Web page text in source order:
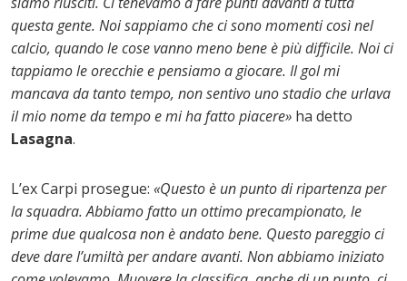
questa gente. Noi sappiamo che ci sono momenti così nel
calcio, quando le cose vanno meno bene è più difficile. Noi ci
tappiamo le orecchie e pensiamo a giocare. Il gol mi
mancava da tanto tempo, non sentivo uno stadio che urlava
il mio nome da tempo e mi ha fatto piacere» ha detto
Lasagna.
L’ex Carpi prosegue: «Questo è un punto di ripartenza per
la squadra. Abbiamo fatto un ottimo precampionato, le
prime due qualcosa non è andato bene. Questo pareggio ci
deve dare l’umiltà per andare avanti. Non abbiamo iniziato